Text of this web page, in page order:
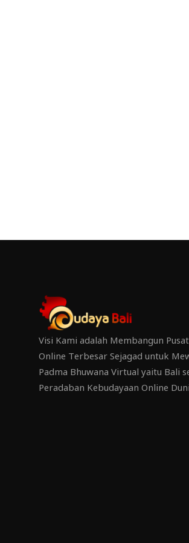
Visi Kami adalah Membangun
Online Terbesar Sejagad untuk
Padma Bhuwana Virtual yaitu Bali
Peradaban Kebudayaan Online